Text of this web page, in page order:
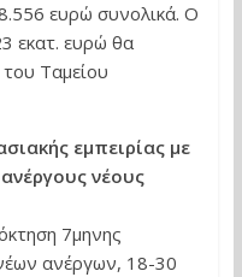
ευρώ συνολικά. Ο
εκατ. ευρώ θα
Ταμείου
εμπειρίας με
νέους
7μηνης
ανέργων, 18-30